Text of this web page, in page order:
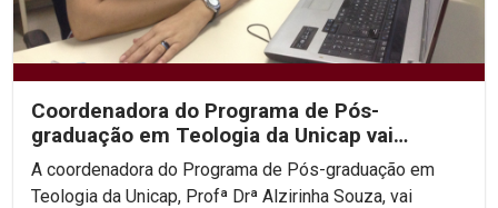
Coordenadora do Programa de Pós-
graduação em Teologia da Unicap vai
lecionar disciplina na...
A coordenadora do Programa de Pós-graduação em
Teologia da Unicap, Profª Drª Alzirinha Souza, vai